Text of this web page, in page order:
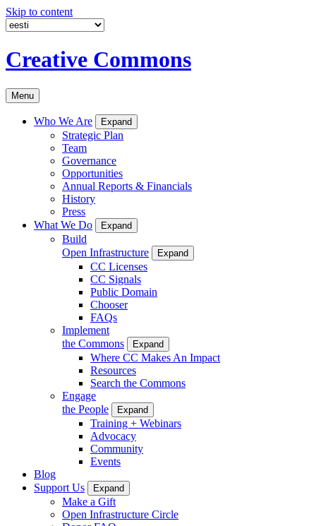
Skip to content
Creative Commons
Menu
Who We Are Expand
Strategic Plan
Team
Governance
Opportunities
Annual Reports & Financials
History
Press
What We Do
Expand
Build
Open Infrastructure
Expand
CC Licenses
CC Signals
Public Domain
Chooser
FAQs
Implement
the Commons
Expand
Where CC Makes An Impact
Resources
Search the Commons
Engage
the People
Expand
Training + Webinars
Advocacy
Community
Events
Blog
Support Us
Expand
Make a Gift
Open Infrastructure Circle